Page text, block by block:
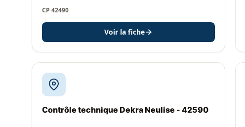
CP 42490
Voir la fiche
Contrôle technique Dekra Neulise - 42590